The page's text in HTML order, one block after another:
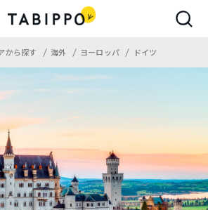
から探す 海外 ヨーロッパ ドイツ